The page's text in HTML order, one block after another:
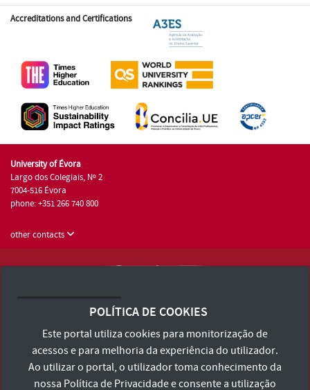
Accreditations and Certifications
University of Évora
Largo dos Colegiais, Nº 2
7004-516 Évora
phone: +351 266 740 800
other contacts
Terms and Conditions and Privacy Policy
Accessibility Statement
POLÍTICA DE COOKIES
Este portal utiliza cookies para monitorização de
acessos e para melhoria da experiência do utilizador.
Ao utilizar o portal, o utilizador toma conhecimento da
nossa Política de Privacidadee consente a utilização